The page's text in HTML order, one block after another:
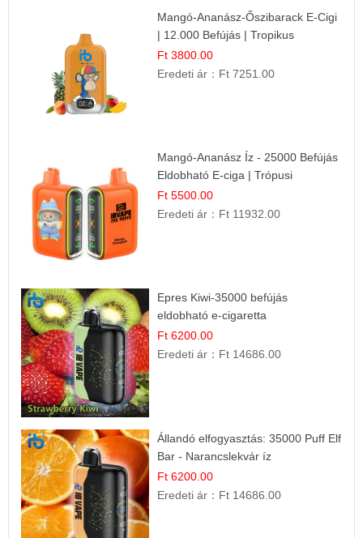
Mangó-Ananász-Őszibarack E-Cigi
| 12.000 Befújás | Tropikus
Gyümölcs Íz
Ft 3800.00
Eredeti ár： Ft 7251.00
Mangó-Ananász Íz - 25000 Befújás
Eldobható E-ciga | Trópusi
Gyümölcs Élmény!
Ft 5500.00
Eredeti ár： Ft 11932.00
Epres Kiwi-35000 befújás
eldobható e-cigaretta
Ft 6200.00
Eredeti ár： Ft 14686.00
Állandó elfogyasztás: 35000 Puff Elf
Bar - Narancslekvár íz
Ft 6200.00
Eredeti ár： Ft 14686.00